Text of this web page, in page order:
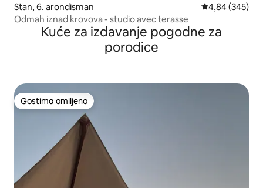
Stan, 6. arondisman Prosečna
4,84 (345)
Odmah iznad krovova - studio avec terasse
Kuće za izdavanje pogodne za
porodice
Gostima omiljeno
Gostima omiljeno